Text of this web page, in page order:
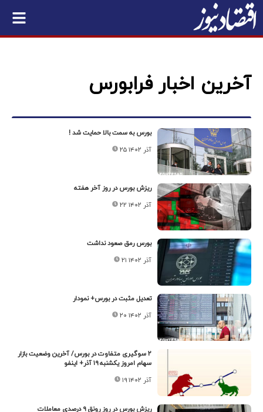
آخرین اخبار فرابورس
بورس به سمت بالا حمایت شد !
۲۵ آذر ۱۴۰۲
ریزش بورس در روز آخر هفته
۲۲ آذر ۱۴۰۲
بورس رمق صعود نداشت
۲۱ آذر ۱۴۰۲
تعدیل مثبت در بورس+ نمودار
۲۰ آذر ۱۴۰۲
۲ سوگیری متفاوت در بورس/ آخرین وضعیت بازار
سهام امروز یکشنبه ۱۹ آذر+ اینفو
۱۹ آذر ۱۴۰۲
ریزش بورس در روز رونق ۹ درصدی معاملات